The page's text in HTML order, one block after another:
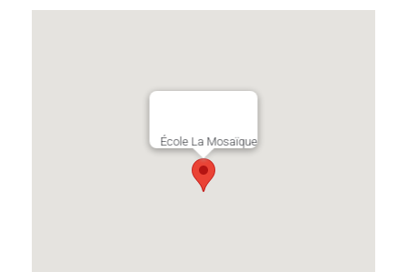
École La Mosaïque